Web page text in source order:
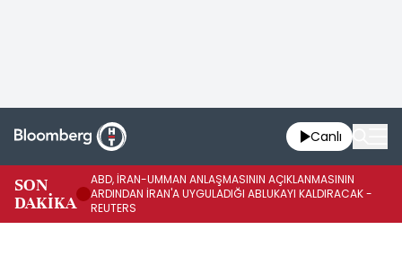
Canlı
SON
DAKİKA
ABD, İRAN-UMMAN ANLAŞMASININ AÇIKLANMASININ
ARDINDAN İRAN'A UYGULADIĞI ABLUKAYI KALDIRACAK -
REUTERS